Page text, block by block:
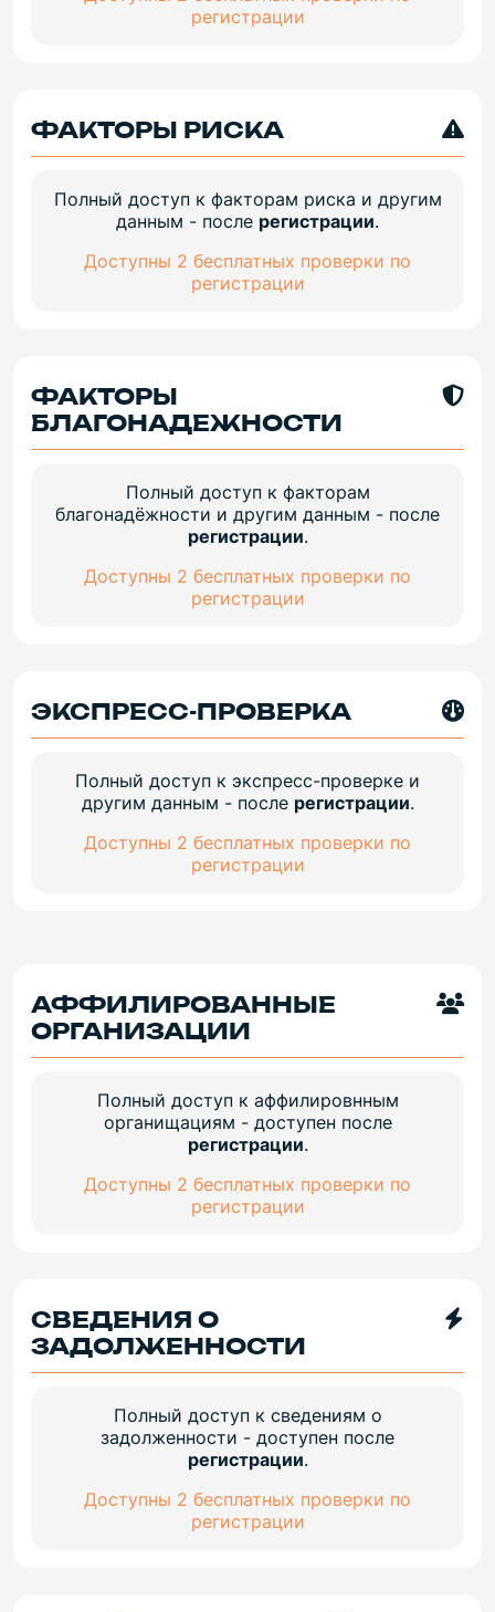
регистрации
ФАКТОРЫ РИСКА
Полный доступ к факторам риска и другим
данным - после регистрации.
Доступны 2 бесплатных проверки по
регистрации
ФАКТОРЫ
БЛАГОНАДЕЖНОСТИ
Полный доступ к факторам
благонадёжности и другим данным - после
регистрации.
Доступны 2 бесплатных проверки по
регистрации
ЭКСПРЕСС-ПРОВЕРКА
Полный доступ к экспресс-проверке и
другим данным - после регистрации.
Доступны 2 бесплатных проверки по
регистрации
АФФИЛИРОВАННЫЕ
ОРГАНИЗАЦИИ
Полный доступ к аффилировнным
органищациям - доступен после
регистрации.
Доступны 2 бесплатных проверки по
регистрации
СВЕДЕНИЯ О
ЗАДОЛЖЕННОСТИ
Полный доступ к сведениям о
задолженности - доступен после
регистрации.
Доступны 2 бесплатных проверки по
регистрации